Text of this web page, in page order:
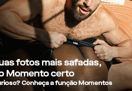
Gay de 62 anos
relembra quando,
aos 15, foi garoto de
programa por
quatro meses sem
saber: “Idiotice da
minha parte”